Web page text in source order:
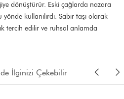
dönüştürür. Eski çağlarda nazara
kullanılırdı. Sabır taşı olarak
tercih edilir ve ruhsal anlamda
İlginizi Çekebilir